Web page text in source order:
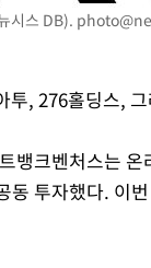
담벼락 붕괴
숨진 채 발견
한일전
위, 열대야 계속[다
의 기회로 삼겠다"
망과 걱정 안겨드려
시스 DB).
투, 276홀딩스,
뱅크벤처스는
동 투자했다. 이